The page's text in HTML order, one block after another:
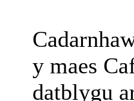
y maes
datblygu